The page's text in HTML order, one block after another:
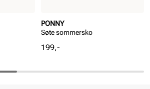
PONNY
Søte sommersko
Pris
199,-